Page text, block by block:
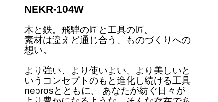
NEKR-104W
木と鉄。飛騨の匠と工具の匠。
素材は違えど通じ合う、ものづくりへの
想い。
より強い、より使いよい、より美しいと
いうコンセプトのもと進化し続ける工具
neprosとともに、 あなたが紡ぐ日々が